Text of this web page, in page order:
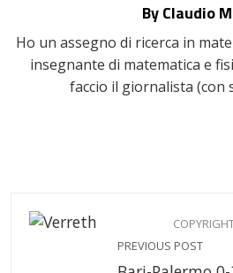
By Claudio
Ho un assegno di ricerca in
insegnante di matematica e
faccio il giornalista (con
PREVIOUS POST